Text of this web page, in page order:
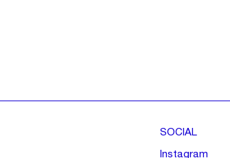
SOCIAL
Instagram